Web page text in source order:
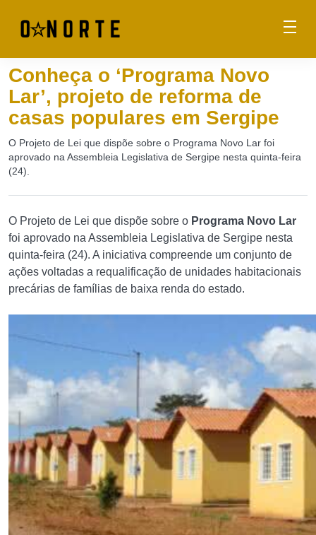
Conheça o ‘Programa Novo
Lar’, projeto de reforma de
casas populares em Sergipe
O Projeto de Lei que dispõe sobre o Programa Novo Lar foi
aprovado na Assembleia Legislativa de Sergipe nesta quinta-feira
(24).
O Projeto de Lei que dispõe sobre o Programa Novo Lar
foi aprovado na Assembleia Legislativa de Sergipe nesta
quinta-feira (24). A iniciativa compreende um conjunto de
ações voltadas a requalificação de unidades habitacionais
precárias de famílias de baixa renda do estado.